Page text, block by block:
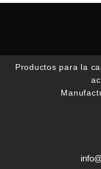
Productos para la